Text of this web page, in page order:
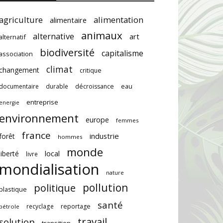
alimentaire alimentation
alternative animaux art
biodiversité capitalisme
climat
critique
durable décroissance eau
entreprise
europe femmes
france hommes industrie
livre local monde
nature
politique pollution
recyclage reportage
santé